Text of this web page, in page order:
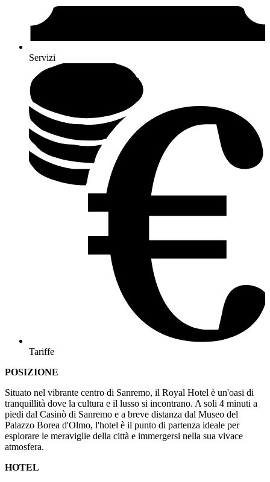
Servizi
Tariffe
POSIZIONE
Situato nel vibrante centro di Sanremo, il Royal Hotel è un'oasi di
tranquillità dove la cultura e il lusso si incontrano. A soli 4 minuti a
piedi dal Casinò di Sanremo e a breve distanza dal Museo del
Palazzo Borea d'Olmo, l'hotel è il punto di partenza ideale per
esplorare le meraviglie della città e immergersi nella sua vivace
atmosfera.
HOTEL